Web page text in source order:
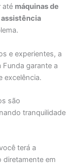
até máquinas de
assistência
e experientes, a
Funda garante a
excelência.
são
tranquilidade
terá a
diretamente em